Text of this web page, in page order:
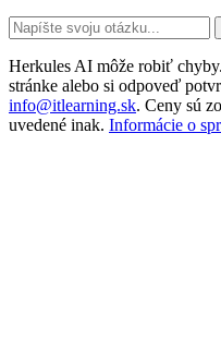
Herkules AI môže robiť
stránke alebo si odpoveď
info@itlearning.sk. Ceny sú
uvedené inak. Informácie o